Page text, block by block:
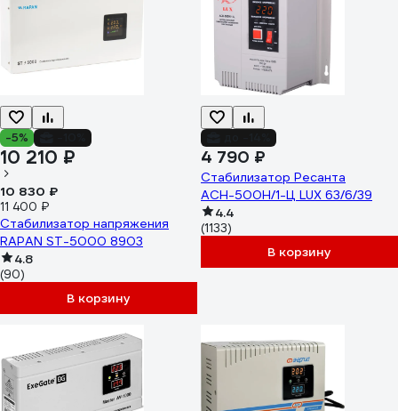
-5%
10 210 ₽
10 830 ₽
11 400 ₽
Стабилизатор напряжения
RAPAN ST-5000 8903
4.8
(90)
В корзину
4 790 ₽
Стабилизатор Ресанта
АСН-500Н/1-Ц LUX 63/6/39
4.4
(1133)
В корзину